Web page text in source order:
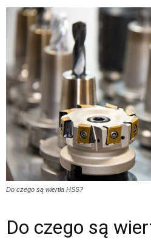
Do czego są wiertła HSS?
Do czego są